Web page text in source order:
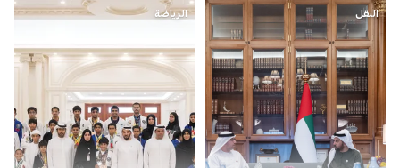
إلى منطقة الظفرة
النقل الرياضة